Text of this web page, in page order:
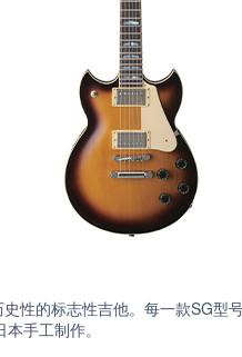
性的标志性吉他。每一款SG型
手工制作。